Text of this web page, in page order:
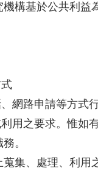
構基於公共利益
網路申請等方式
用之要求。惟如
。
集、處理、利用